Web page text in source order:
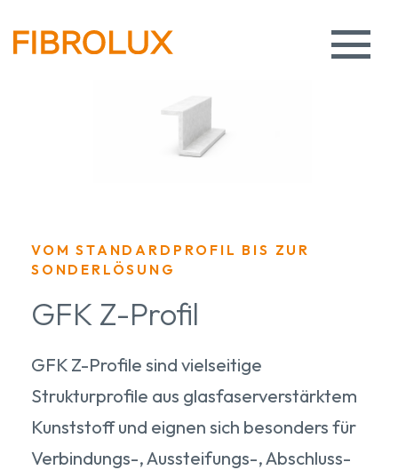
VOM STANDARDPROFIL BIS ZUR
SONDERLÖSUNG
GFK Z-Profil
GFK Z-Profile sind vielseitige
Strukturprofile aus glasfaserverstärktem
Kunststoff und eignen sich besonders für
Verbindungs-, Aussteifungs-, Abschluss-